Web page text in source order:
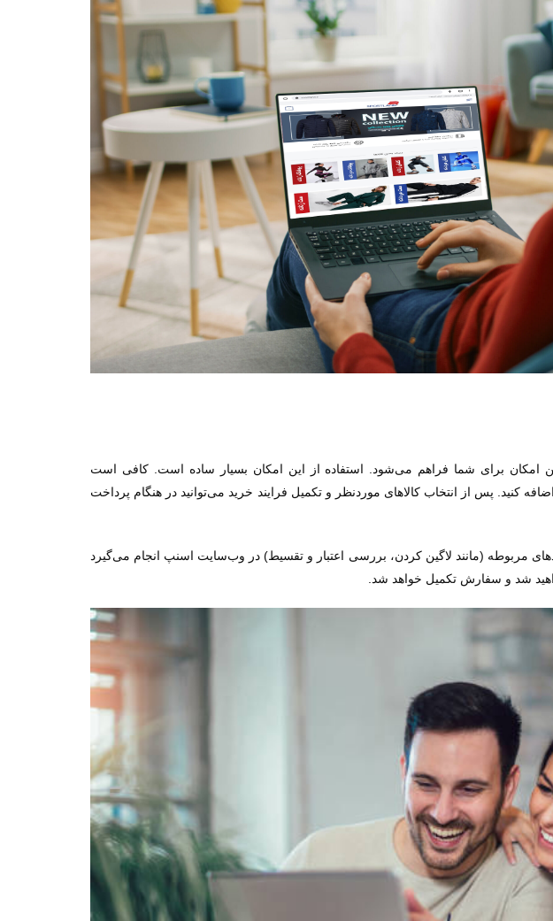
برای شما فراهم می‌شود. استفاده از این امکان بسیار ساده است. کافی است
کنید. پس از انتخاب کالاهای موردنظر و تکمیل فرایند خرید می‌توانید در هنگام پرداخت
مربوطه (مانند لاگین کردن، بررسی اعتبار و تقسیط) در وب‌سایت اسنپ انجام می‌گیرد
شد و سفارش تکمیل خواهد شد.